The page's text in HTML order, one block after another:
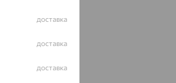
доставка
доставка
доставка